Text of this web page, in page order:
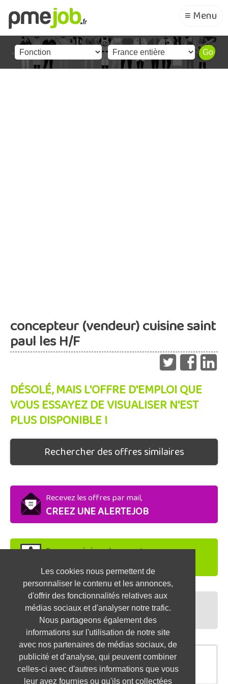
Les cookies nous permettent de
personnaliser le contenu et les annonces,
d'offrir des fonctionnalités relatives aux
médias sociaux et d'analyser notre trafic.
Nous partageons également des
informations sur l'utilisation de notre site
avec nos partenaires de médias sociaux, de
publicité et d'analyse, qui peuvent combiner
celles-ci avec d'autres informations que vous
leur avez fournies ou qu'ils ont collectées
≡ Menu
concepteur (vendeur) cuisine saint
paul les H/F
DÉSOLÉ, MAIS L'OFFRE D'EMPLOI QUE
VOUS ESSAYEZ DE VISUALISER N'EST
PLUS DISPONIBLE !
Rechercher des offres similaires
Recevez les offres par mail,
CREEZ UNE ALERTEJOB
Soyez repéré par les recruteurs,
DEPOSEZ VOTRE CV
Préparez vos entretiens,
TESTEZ-VOUS
OFFRES SIMILAIRES